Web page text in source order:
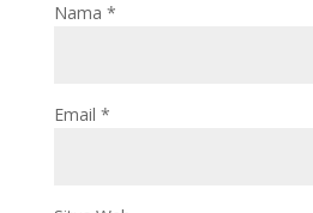
Nama *
Email *